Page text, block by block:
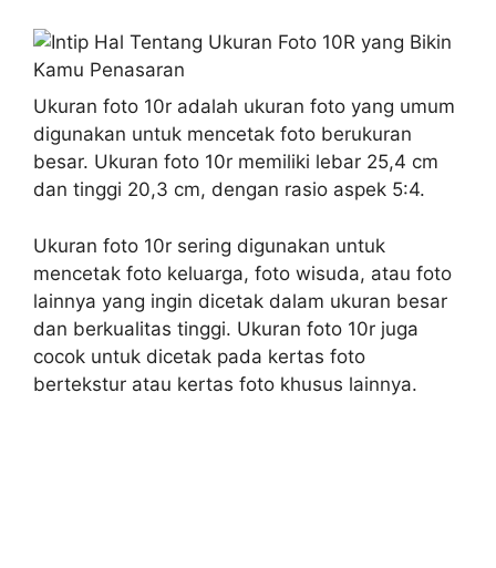
Ukuran foto 10r adalah ukuran foto yang umum
digunakan untuk mencetak foto berukuran
besar. Ukuran foto 10r memiliki lebar 25,4 cm
dan tinggi 20,3 cm, dengan rasio aspek 5:4.
Ukuran foto 10r sering digunakan untuk
mencetak foto keluarga, foto wisuda, atau foto
lainnya yang ingin dicetak dalam ukuran besar
dan berkualitas tinggi. Ukuran foto 10r juga
cocok untuk dicetak pada kertas foto
bertekstur atau kertas foto khusus lainnya.